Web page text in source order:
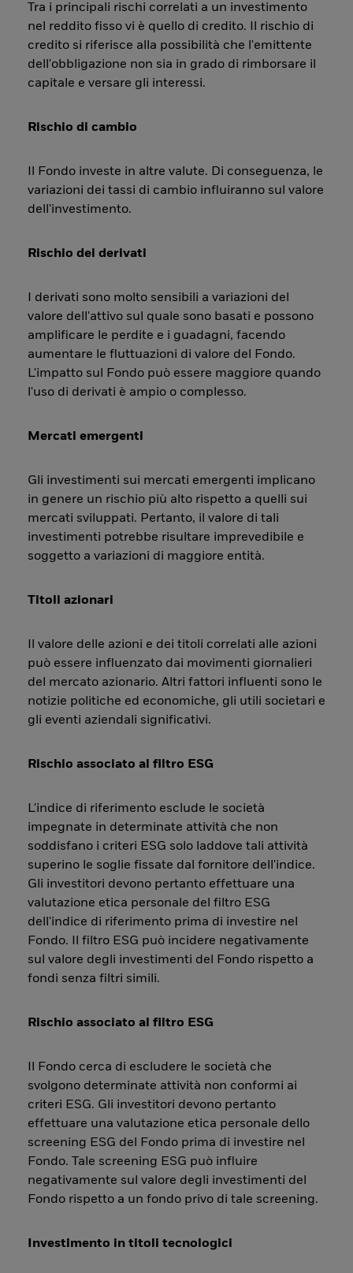
Tra i principali rischi correlati a un investimento
nel reddito fisso vi è quello di credito. Il rischio di
credito si riferisce alla possibilità che l'emittente
dell'obbligazione non sia in grado di rimborsare il
capitale e versare gli interessi.
Rischio di cambio
Il Fondo investe in altre valute. Di conseguenza, le
variazioni dei tassi di cambio influiranno sul valore
dell'investimento.
Rischio dei derivati
I derivati sono molto sensibili a variazioni del
valore dell'attivo sul quale sono basati e possono
amplificare le perdite e i guadagni, facendo
aumentare le fluttuazioni di valore del Fondo.
L'impatto sul Fondo può essere maggiore quando
l'uso di derivati è ampio o complesso.
Mercati emergenti
Gli investimenti sui mercati emergenti implicano
in genere un rischio più alto rispetto a quelli sui
mercati sviluppati. Pertanto, il valore di tali
investimenti potrebbe risultare imprevedibile e
soggetto a variazioni di maggiore entità.
Titoli azionari
Il valore delle azioni e dei titoli correlati alle azioni
può essere influenzato dai movimenti giornalieri
del mercato azionario. Altri fattori influenti sono le
notizie politiche ed economiche, gli utili societari e
gli eventi aziendali significativi.
Rischio associato al filtro ESG
L'indice di riferimento esclude le società
impegnate in determinate attività che non
soddisfano i criteri ESG solo laddove tali attività
superino le soglie fissate dal fornitore dell'indice.
Gli investitori devono pertanto effettuare una
valutazione etica personale del filtro ESG
dell'indice di riferimento prima di investire nel
Fondo. Il filtro ESG può incidere negativamente
sul valore degli investimenti del Fondo rispetto a
fondi senza filtri simili.
Rischio associato al filtro ESG
Il Fondo cerca di escludere le società che
svolgono determinate attività non conformi ai
criteri ESG. Gli investitori devono pertanto
effettuare una valutazione etica personale dello
screening ESG del Fondo prima di investire nel
Fondo. Tale screening ESG può influire
negativamente sul valore degli investimenti del
Fondo rispetto a un fondo privo di tale screening.
Investimento in titoli tecnologici